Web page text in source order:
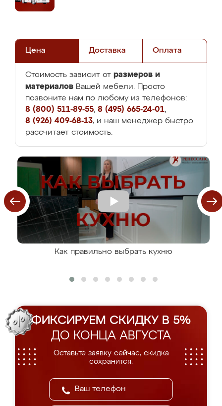
Цена Доставка Оплата
Стоимость зависит от размеров и
материалов Вашей мебели. Просто
позвоните нам по любому из телефонов:
8 (800) 511-89-55, 8 (495) 665-24-01,
8 (926) 409-68-13, и наш менеджер быстро
рассчитает стоимость.
Как правильно выбрать кухню
ФИКСИРУЕМ СКИДКУ В 5%
ДО КОНЦА АВГУСТА
Оставьте заявку сейчас, скидка
сохранится.